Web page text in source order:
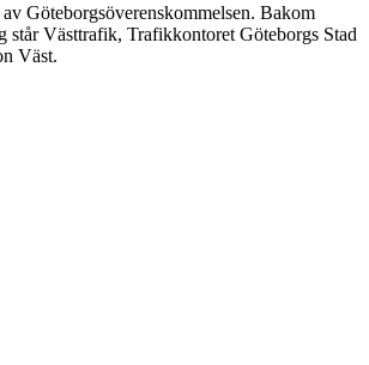
Göteborgsöverenskommelsen. Bakom
står Västtrafik, Trafikkontoret Göteborgs Stad
Väst.